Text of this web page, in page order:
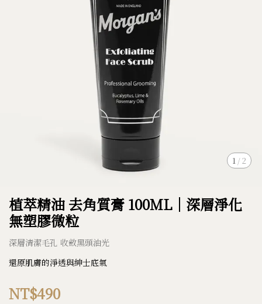
1 /2
植萃精油 去角質膏 100ML｜深層淨化
無塑膠微粒
深層清潔毛孔 收斂黑頭油光
還原肌膚的淨透與紳士底氣
NT$490